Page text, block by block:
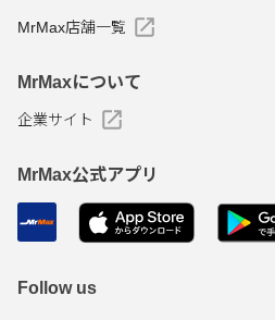
MrMax店舗一覧
MrMaxについて
企業サイト
MrMax公式アプリ
Follow us